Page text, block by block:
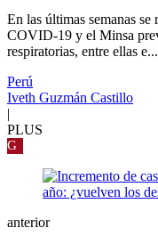
En las últimas semanas
COVID-19 y el Minsa
respiratorias, entre ellas e...
Perú
Iveth Guzmán Castillo
PLUS
G
anterior